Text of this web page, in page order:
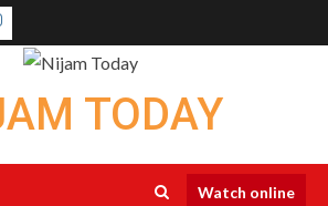
TODAY
Watch online